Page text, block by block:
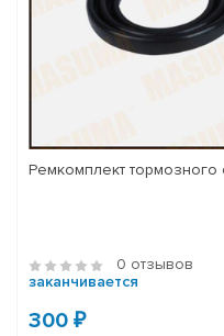
Ремкомплект тормозного
0 отзывов
заканчивается
300 ₽